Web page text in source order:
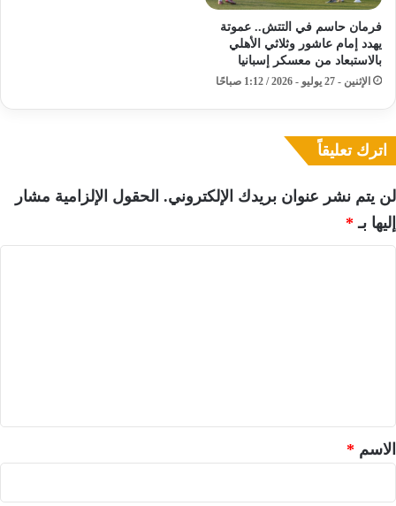
فرمان حاسم في التتش.. عموتة
يهدد إمام عاشور وثلاثي الأهلي
بالاستبعاد من معسكر إسبانيا
الإثنين - 27 يوليو - 2026 / 1:12 صباحًا
اترك تعليقاً
لن يتم نشر عنوان بريدك الإلكتروني. الحقول الإلزامية مشار
إليها بـ *
*الاسم *